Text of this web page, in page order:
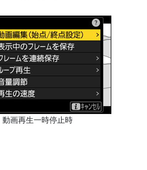
動画再生一時停止時